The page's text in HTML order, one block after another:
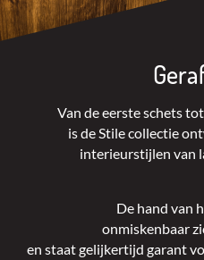
Van de eerste schets
is de Stile collectie
interieurstijlen van
De hand van
onmiskenbaar
en staat gelijkertijd garant